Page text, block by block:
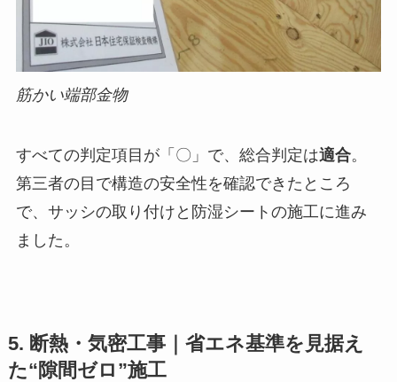
筋かい端部金物
すべての判定項目が「〇」で、総合判定は適合。
第三者の目で構造の安全性を確認できたところ
で、サッシの取り付けと防湿シートの施工に進み
ました。
5. 断熱・気密工事｜省エネ基準を見据え
た“隙間ゼロ”施工